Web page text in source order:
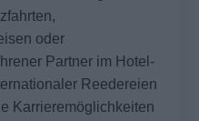
oder
Partner im Hotel-
Reedereien
Karrieremöglichkeiten